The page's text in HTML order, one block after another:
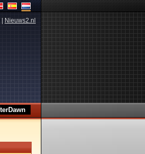
Nieuws2.nl